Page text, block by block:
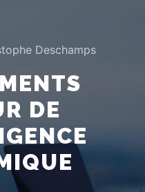
Deschamps
DE